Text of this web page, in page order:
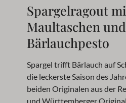
Spargelragout
Maultaschen und
Bärlauchpesto
Spargel trifft Bärlauch auf
die leckerste Saison des
beiden Originalen aus der
und Württemberger